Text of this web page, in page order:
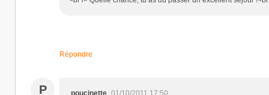
Répondre
P poucinette 01/10/2011 17:50